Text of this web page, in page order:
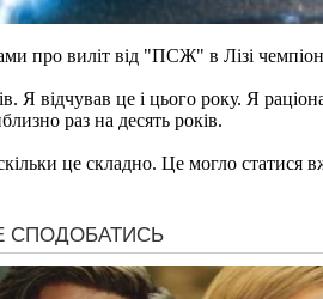
про виліт від "ПСЖ" в Лізі
це і цього року. Я
раз на десять років.
це складно. Це могло статися